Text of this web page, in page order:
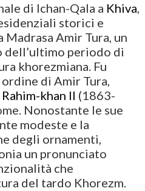
di Ichan-Qala a Khiva,
storici e
Amir Tura, un
periodo di
khorezmiana. Fu
di Amir Tura,
khan II (1863-
Nonostante le sue
modeste e la
degli ornamenti,
un pronunciato
che
del tardo Khorezm.